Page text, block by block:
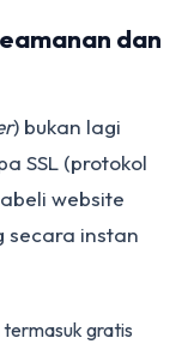
dan
) bukan lagi
SSL (protokol
website
secara instan
termasuk gratis